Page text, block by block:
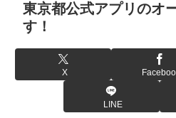
東京都公式アプリのオ
す！
X
LINE